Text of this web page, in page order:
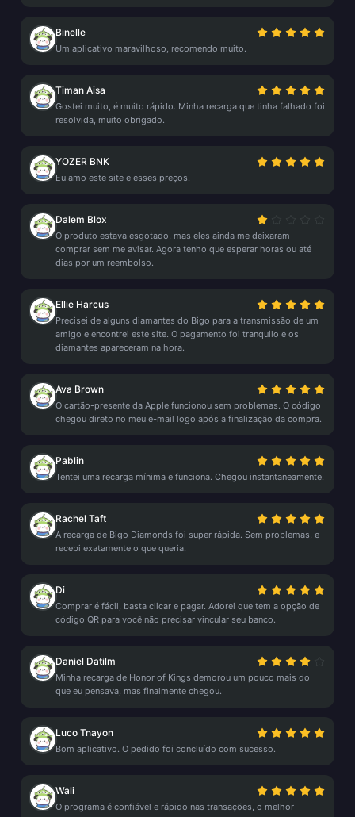
Binelle
Um aplicativo maravilhoso, recomendo muito.
Timan Aisa
Gostei muito, é muito rápido. Minha recarga que tinha falhado foi
resolvida, muito obrigado.
YOZER BNK
Eu amo este site e esses preços.
Dalem Blox
O produto estava esgotado, mas eles ainda me deixaram
comprar sem me avisar. Agora tenho que esperar horas ou até
dias por um reembolso.
Ellie Harcus
Precisei de alguns diamantes do Bigo para a transmissão de um
amigo e encontrei este site. O pagamento foi tranquilo e os
diamantes apareceram na hora.
Ava Brown
O cartão-presente da Apple funcionou sem problemas. O código
chegou direto no meu e-mail logo após a finalização da compra.
Pablin
Tentei uma recarga mínima e funciona. Chegou instantaneamente.
Rachel Taft
A recarga de Bigo Diamonds foi super rápida. Sem problemas, e
recebi exatamente o que queria.
Di
Comprar é fácil, basta clicar e pagar. Adorei que tem a opção de
código QR para você não precisar vincular seu banco.
Daniel Datilm
Minha recarga de Honor of Kings demorou um pouco mais do
que eu pensava, mas finalmente chegou.
Luco Tnayon
Bom aplicativo. O pedido foi concluído com sucesso.
Wali
O programa é confiável e rápido nas transações, o melhor